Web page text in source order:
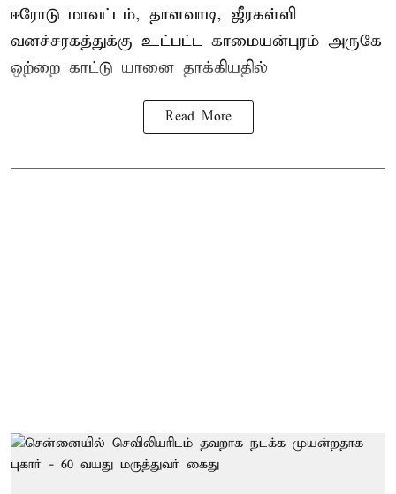
ஈரோடு மாவட்டம், தாளவாடி, ஜீரகள்ளி
வனச்சரகத்துக்கு உட்பட்ட காமையன்புரம் அருகே
ஒற்றை காட்டு யானை தாக்கியதில்
Read More